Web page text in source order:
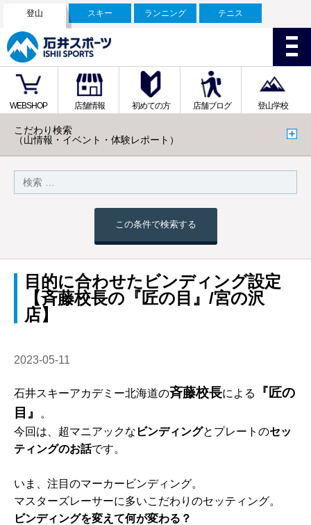
登山 スキー ランニング テニス
WEBSHOP 店舗情報 初めての方 店舗ブログ 登山学校
こだわり検索
（山情報・イベント・体験レポート）
この条件で検索する
目的に合わせたビンディング設定
【斉藤校長の『匠の目』/宮の沢
店】
2023-05-11
石井スキーアカデミー北海道の斉藤校長による
『匠の
目』
。
今回は、超マニアックな ビンディングとプレートのセッ
ティングのお話です。
いま、注目のマーカービンディング。
マスターズレーサーに多いこだわりのセッティング。
ビンディングを変えて何が変わる？